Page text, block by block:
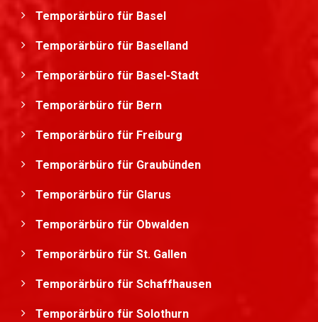
Temporärbüro für Basel
Temporärbüro für Baselland
Temporärbüro für Basel-Stadt
Temporärbüro für Bern
Temporärbüro für Freiburg
Temporärbüro für Graubünden
Temporärbüro für Glarus
Temporärbüro für Obwalden
Temporärbüro für St. Gallen
Temporärbüro für Schaffhausen
Temporärbüro für Solothurn